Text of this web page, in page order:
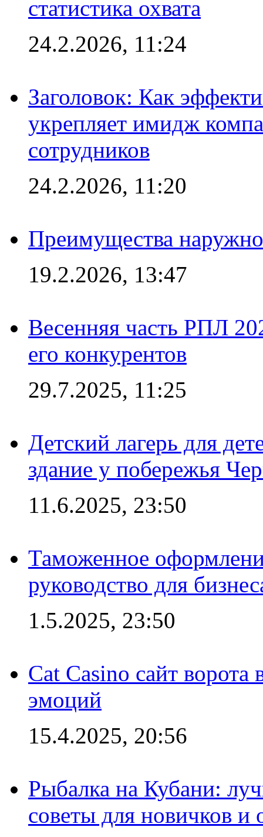
статистика охвата
24.2.2026, 11:24
Заголовок: Как
укрепляет имидж
сотрудников
24.2.2026, 11:20
Преимущества
19.2.2026, 13:47
Весенняя часть РПЛ
его конкурентов
29.7.2025, 11:25
Детский лагерь для
здание у побережья
11.6.2025, 23:50
Таможенное
руководство для
1.5.2025, 23:50
Cat Casino сайт
эмоций
15.4.2025, 20:56
Рыбалка на Кубани:
советы для новичков